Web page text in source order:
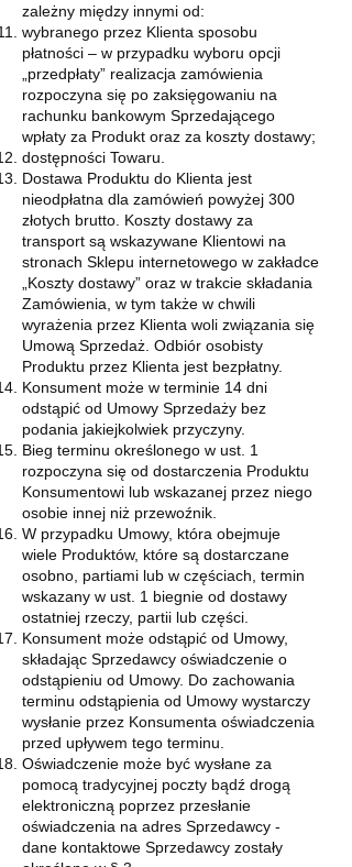
zależny między innymi od:
wybranego przez Klienta sposobu
płatności – w przypadku wyboru opcji
„przedpłaty” realizacja zamówienia
rozpoczyna się po zaksięgowaniu na
rachunku bankowym Sprzedającego
wpłaty za Produkt oraz za koszty dostawy;
dostępności Towaru.
Dostawa Produktu do Klienta jest
nieodpłatna dla zamówień powyżej 300
złotych brutto. Koszty dostawy za
transport są wskazywane Klientowi na
stronach Sklepu internetowego w zakładce
„Koszty dostawy” oraz w trakcie składania
Zamówienia, w tym także w chwili
wyrażenia przez Klienta woli związania się
Umową Sprzedaż. Odbiór osobisty
Produktu przez Klienta jest bezpłatny.
Konsument może w terminie 14 dni
odstąpić od Umowy Sprzedaży bez
podania jakiejkolwiek przyczyny.
Bieg terminu określonego w ust. 1
rozpoczyna się od dostarczenia Produktu
Konsumentowi lub wskazanej przez niego
osobie innej niż przewoźnik.
W przypadku Umowy, która obejmuje
wiele Produktów, które są dostarczane
osobno, partiami lub w częściach, termin
wskazany w ust. 1 biegnie od dostawy
ostatniej rzeczy, partii lub części.
Konsument może odstąpić od Umowy,
składając Sprzedawcy oświadczenie o
odstąpieniu od Umowy. Do zachowania
terminu odstąpienia od Umowy wystarczy
wysłanie przez Konsumenta oświadczenia
przed upływem tego terminu.
Oświadczenie może być wysłane za
pomocą tradycyjnej poczty bądź drogą
elektroniczną poprzez przesłanie
oświadczenia na adres Sprzedawcy -
dane kontaktowe Sprzedawcy zostały